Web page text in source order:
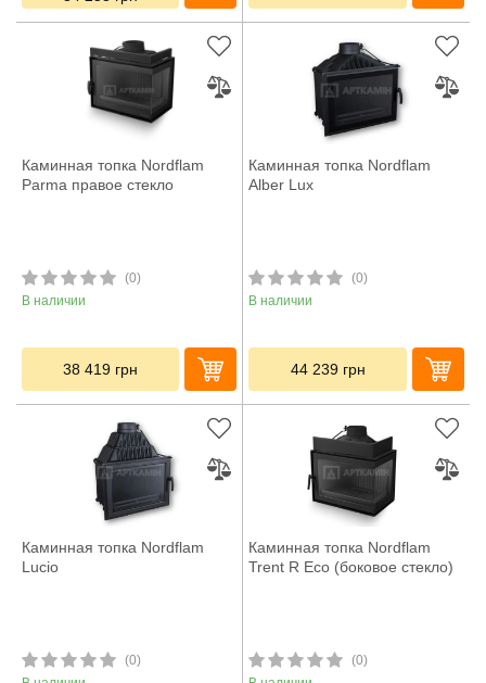
Каминная топка Nordflam
Parma правое стекло
(0)
В наличии
38 419 грн
Каминная топка Nordflam
Alber Lux
(0)
В наличии
44 239 грн
Каминная топка Nordflam
Lucio
(0)
Каминная топка Nordflam
Trent R Eco (боковое стекло)
(0)